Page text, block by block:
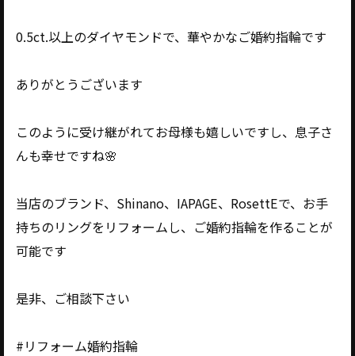
0.5ct.以上のダイヤモンドで、華やかなご婚約指輪です
ありがとうございます
このように受け継がれてお母様も嬉しいですし、息子さ
んも幸せですね🌸
当店のブランド、Shinano、IAPAGE、RosettEで、お手
持ちのリングをリフォームし、ご婚約指輪を作ることが
可能です
是非、ご相談下さい
#リフォーム婚約指輪